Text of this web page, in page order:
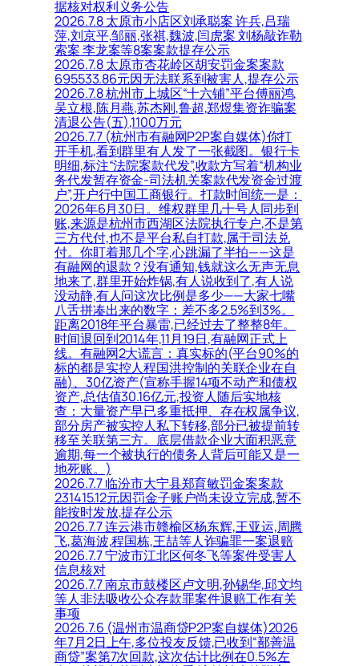
据核对权利义务公告
2026.7.8 太原市小店区刘承聪案 许兵,吕瑞
萍,刘京平,邹丽,张祺,魏波,闫虎案 刘杨敲诈勒
索案 李龙案等8案案款提存公示
2026.7.8 太原市杏花岭区胡安罚金案案款
695533.86元因无法联系到被害人,提存公示
2026.7.8 杭州市上城区“十六铺”平台傅丽鸿,
吴立根,陈月燕,苏杰刚,鲁超,郑煜集资诈骗案
清退公告(五),1100万元
2026.7.7 (杭州市有融网P2P案自媒体)你打
开手机,看到群里有人发了一张截图。银行卡
明细,标注“法院案款代发”,收款方写着“机构业
务代发暂存资金-司法机关案款代发资金过渡
户”,开户行中国工商银行。打款时间统一是：
2026年6月30日。维权群里几十号人同步到
账,来源是杭州市西湖区法院执行专户,不是第
三方代付,也不是平台私自打款,属于司法兑
付。你盯着那几个字,心跳漏了半拍——这是
有融网的退款？没有通知,钱就这么无声无息
地来了,群里开始炸锅,有人说收到了,有人说
没动静,有人问这次比例是多少——大家七嘴
八舌拼凑出来的数字：差不多2.5%到3%。
距离2018年平台暴雷,已经过去了整整8年。
时间退回到2014年,11月19日,有融网正式上
线。有融网2大谎言：真实标的(平台90%的
标的都是实控人程国洪控制的关联企业在自
融)、30亿资产(宣称手握14项不动产和债权
资产,总估值30.16亿元,投资人随后实地核
查：大量资产早已多重抵押、存在权属争议,
部分房产被实控人私下转移,部分已被提前转
移至关联第三方。底层借款企业大面积恶意
逾期,每一个被执行的债务人背后可能又是一
地死账。)
2026.7.7 临汾市大宁县郑育敏罚金案案款
231415.12元因罚金子账户尚未设立完成,暂不
能按时发放,提存公示
2026.7.7 连云港市赣榆区杨东辉,王亚运,周腾
飞,葛海波,程国栋,王喆等人诈骗罪一案退赔
2026.7.7 宁波市江北区何冬飞等案件受害人
信息核对
2026.7.7 南京市鼓楼区卢文明,孙锡华,邱文均
等人非法吸收公众存款罪案件退赔工作有关
事项
2026.7.6 (温州市温商贷P2P案自媒体)2026
年7月2日上午,多位投友反馈,已收到“鄯善温
商贷”案第7次回款,这次估计比例在0.5%左